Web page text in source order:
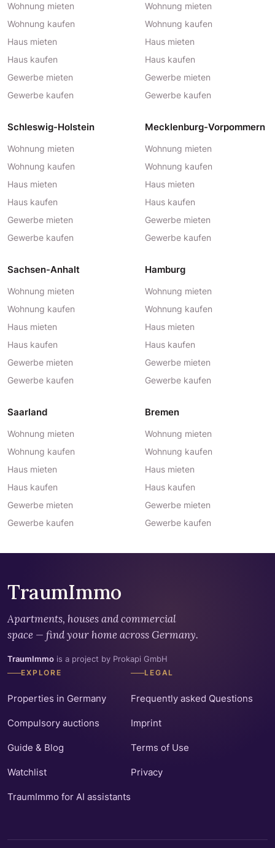
Wohnung mieten
Wohnung kaufen
Haus mieten
Haus kaufen
Gewerbe mieten
Gewerbe kaufen
Wohnung mieten
Wohnung kaufen
Haus mieten
Haus kaufen
Gewerbe mieten
Gewerbe kaufen
Schleswig-Holstein
Wohnung mieten
Wohnung kaufen
Haus mieten
Haus kaufen
Gewerbe mieten
Gewerbe kaufen
Mecklenburg-Vorpommern
Wohnung mieten
Wohnung kaufen
Haus mieten
Haus kaufen
Gewerbe mieten
Gewerbe kaufen
Sachsen-Anhalt
Wohnung mieten
Wohnung kaufen
Haus mieten
Haus kaufen
Gewerbe mieten
Gewerbe kaufen
Hamburg
Wohnung mieten
Wohnung kaufen
Haus mieten
Haus kaufen
Gewerbe mieten
Gewerbe kaufen
Saarland
Wohnung mieten
Wohnung kaufen
Haus mieten
Haus kaufen
Gewerbe mieten
Gewerbe kaufen
Bremen
Wohnung mieten
Wohnung kaufen
Haus mieten
Haus kaufen
Gewerbe mieten
Gewerbe kaufen
TraumImmo
Apartments, houses and commercial
space — find your home across Germany.
TraumImmo is a project by Prokapi GmbH
EXPLORE
Properties in Germany
Compulsory auctions
Guide & Blog
Watchlist
TraumImmo for AI assistants
LEGAL
Frequently asked Questions
Imprint
Terms of Use
Privacy